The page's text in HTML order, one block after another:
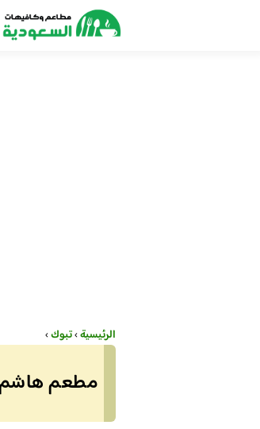
الرئيسية›تبوك›
مطعم هاشم